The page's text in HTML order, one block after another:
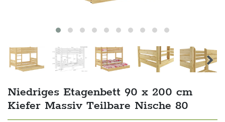
Niedriges Etagenbett 90 x 200 cm
Kiefer Massiv Teilbare Nische 80